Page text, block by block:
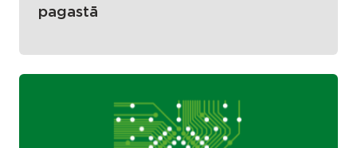
pagastā